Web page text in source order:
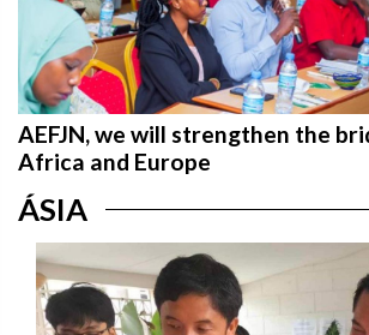
AEFJN, we will strengthen the
Africa and Europe
ÁSIA